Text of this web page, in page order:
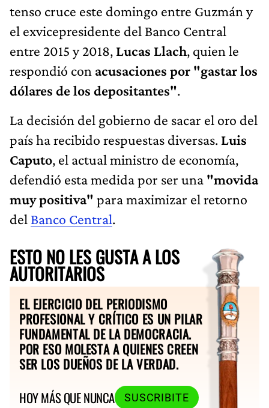
tenso cruce este domingo entre Guzmán y
el exvicepresidente del Banco Central
entre 2015 y 2018, Lucas Llach, quien le
respondió con acusaciones por "gastar los
dólares de los depositantes".
La decisión del gobierno de sacar el oro del
país ha recibido respuestas diversas. Luis
Caputo, el actual ministro de economía,
defendió esta medida por ser una "movida
muy positiva" para maximizar el retorno
del Banco Central.
ESTO NO LES GUSTA A LOS
AUTORITARIOS
EL EJERCICIO DEL PERIODISMO
PROFESIONAL Y CRÍTICO ES UN PILAR
FUNDAMENTAL DE LA DEMOCRACIA.
POR ESO MOLESTA A QUIENES CREEN
SER LOS DUEÑOS DE LA VERDAD.
HOY MÁS QUE NUNCA
SUSCRIBITE